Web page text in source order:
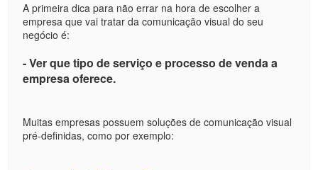
A primeira dica para não errar na hora de escolher a
empresa que vai tratar da comunicação visual do seu
negócio é:
- Ver que tipo de serviço e processo de venda a
empresa oferece.
Muitas empresas possuem soluções de comunicação visual
pré-definidas, como por exemplo: